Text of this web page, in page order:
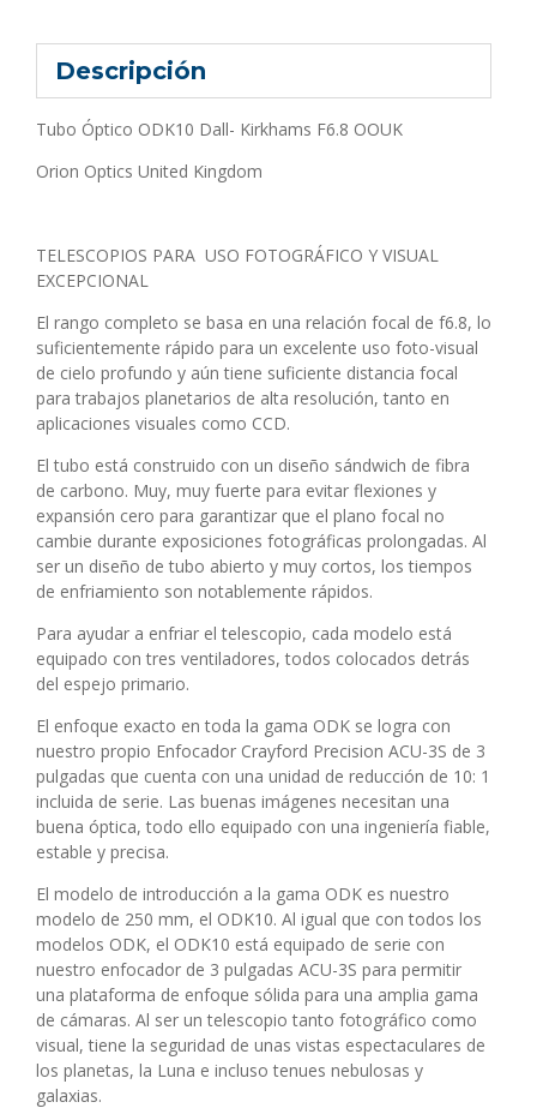
Descripción
Tubo Óptico ODK10 Dall- Kirkhams F6.8 OOUK
Orion Optics United Kingdom
TELESCOPIOS PARA USO FOTOGRÁFICO Y VISUAL
EXCEPCIONAL
El rango completo se basa en una relación focal de f6.8, lo
suficientemente rápido para un excelente uso foto-visual
de cielo profundo y aún tiene suficiente distancia focal
para trabajos planetarios de alta resolución, tanto en
aplicaciones visuales como CCD.
El tubo está construido con un diseño sándwich de fibra
de carbono. Muy, muy fuerte para evitar flexiones y
expansión cero para garantizar que el plano focal no
cambie durante exposiciones fotográficas prolongadas. Al
ser un diseño de tubo abierto y muy cortos, los tiempos
de enfriamiento son notablemente rápidos.
Para ayudar a enfriar el telescopio, cada modelo está
equipado con tres ventiladores, todos colocados detrás
del espejo primario.
El enfoque exacto en toda la gama ODK se logra con
nuestro propio Enfocador Crayford Precision ACU-3S de 3
pulgadas que cuenta con una unidad de reducción de 10: 1
incluida de serie. Las buenas imágenes necesitan una
buena óptica, todo ello equipado con una ingeniería fiable,
estable y precisa.
El modelo de introducción a la gama ODK es nuestro
modelo de 250 mm, el ODK10. Al igual que con todos los
modelos ODK, el ODK10 está equipado de serie con
nuestro enfocador de 3 pulgadas ACU-3S para permitir
una plataforma de enfoque sólida para una amplia gama
de cámaras. Al ser un telescopio tanto fotográfico como
visual, tiene la seguridad de unas vistas espectaculares de
los planetas, la Luna e incluso tenues nebulosas y
galaxias.